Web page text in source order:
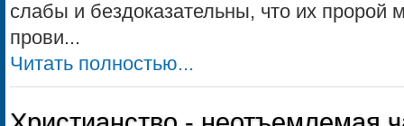
слабы и бездоказательны, что их пророй
прови...
Читать полностью...